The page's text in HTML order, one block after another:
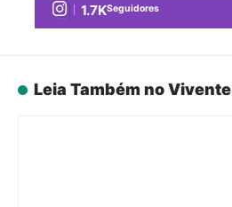
1.7KSeguidores
Leia Também no Vivente